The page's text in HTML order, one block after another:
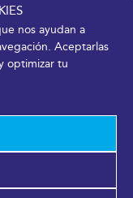
nos ayudan a
Aceptarlas
optimizar tu